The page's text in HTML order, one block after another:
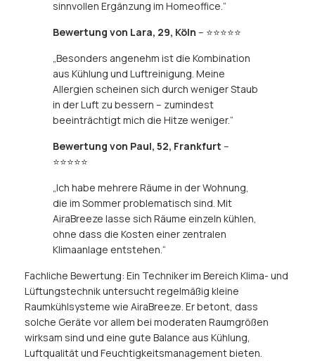
sinnvollen Ergänzung im Homeoffice.“
Bewertung von Lara, 29, Köln – ⭐⭐⭐⭐⭐
„Besonders angenehm ist die Kombination
aus Kühlung und Luftreinigung. Meine
Allergien scheinen sich durch weniger Staub
in der Luft zu bessern – zumindest
beeinträchtigt mich die Hitze weniger.“
Bewertung von Paul, 52, Frankfurt –
⭐⭐⭐⭐⭐
„Ich habe mehrere Räume in der Wohnung,
die im Sommer problematisch sind. Mit
AiraBreeze lasse sich Räume einzeln kühlen,
ohne dass die Kosten einer zentralen
Klimaanlage entstehen.“
Fachliche Bewertung: Ein Techniker im Bereich Klima- und
Lüftungstechnik untersucht regelmäßig kleine
Raumkühlsysteme wie AiraBreeze. Er betont, dass
solche Geräte vor allem bei moderaten Raumgrößen
wirksam sind und eine gute Balance aus Kühlung,
Luftqualität und Feuchtigkeitsmanagement bieten.